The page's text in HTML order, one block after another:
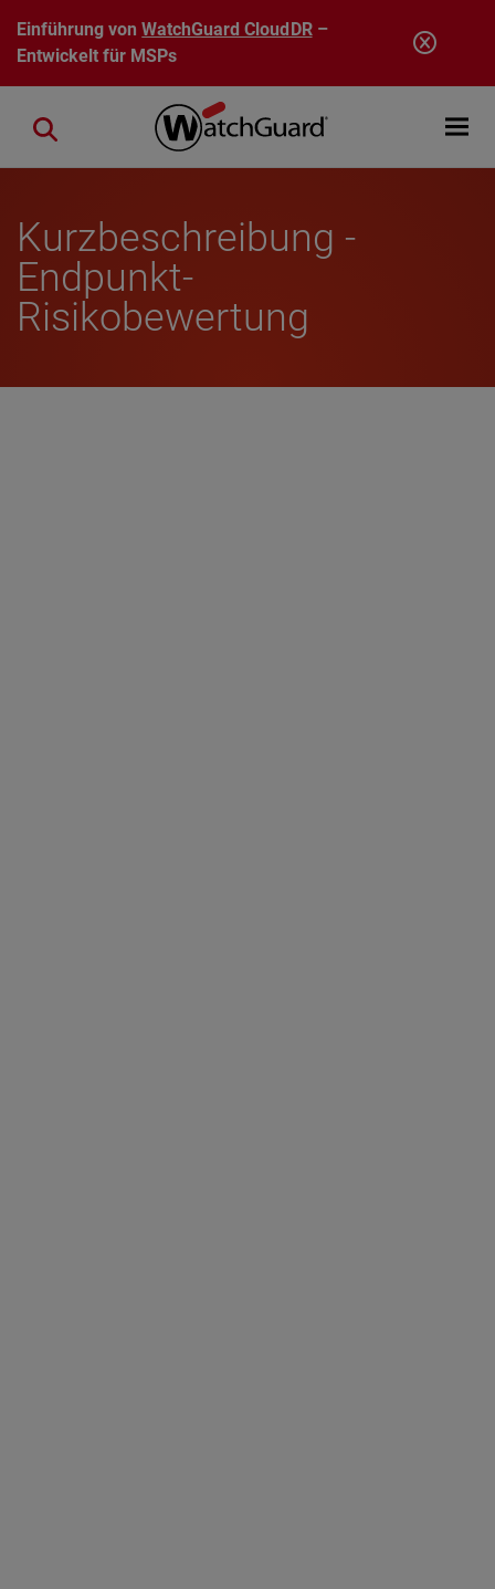
Direkt zum Inhalt
Einführung vonWatchGuard CloudDR–
Entwickelt für MSPs
Open
Close search
Kurzbeschreibung -
Endpunkt-
Risikobewertung